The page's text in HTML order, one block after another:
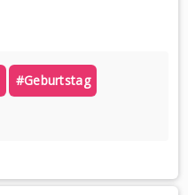
#geburtstag